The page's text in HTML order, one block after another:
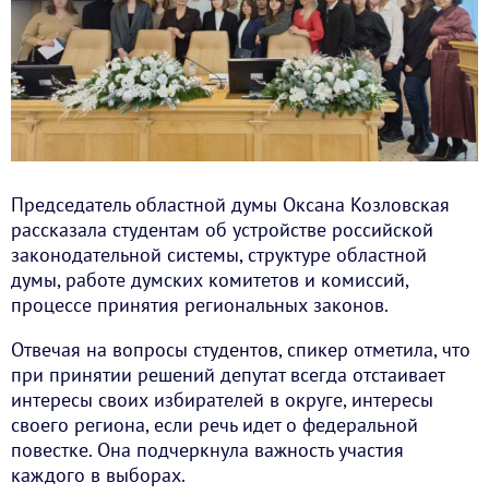
Председатель областной думы Оксана Козловская
рассказала студентам об устройстве российской
законодательной системы, структуре областной
думы, работе думских комитетов и комиссий,
процессе принятия региональных законов.
Отвечая на вопросы студентов, спикер отметила, что
при принятии решений депутат всегда отстаивает
интересы своих избирателей в округе, интересы
своего региона, если речь идет о федеральной
повестке. Она подчеркнула важность участия
каждого в выборах.